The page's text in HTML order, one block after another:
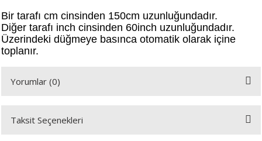
Bir tarafı cm cinsinden 150cm uzunluğundadır.
Diğer tarafı inch cinsinden 60inch uzunluğundadır.
Üzerindeki düğmeye basınca otomatik olarak içine
toplanır.
Yorumlar (0)
Bu ürüne ilk yorumu siz yapın!
Taksit Seçenekleri